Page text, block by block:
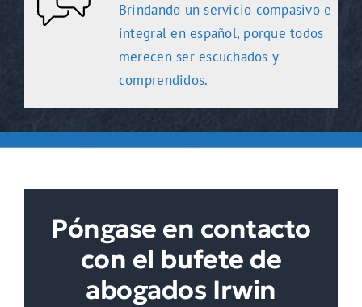
Brindando un servicio compasivo e
integral en español, porque todos
merecen ser escuchados y
comprendidos.
Póngase en contacto
con el bufete de
abogados Irwin